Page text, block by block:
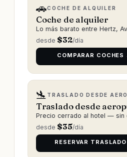
🚗COCHE DE ALQUILER
Coche de alquiler
Lo más barato entre Hertz,
desde $32/día
COMPARAR COCHES
🛬 TRASLADO DESDE
Traslado desde
Precio cerrado al hotel — sin
desde $35/día
RESERVAR